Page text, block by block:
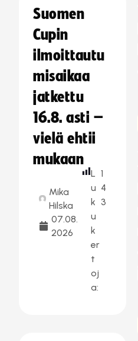
Suomen
Cupin
ilmoittautu
misaikaa
jatkettu
16.8. asti –
vielä ehtii
mukaan
Mika
Hilska
07.08.
2026
L
u
k
u
k
er
t
oj
a:
1
4
3